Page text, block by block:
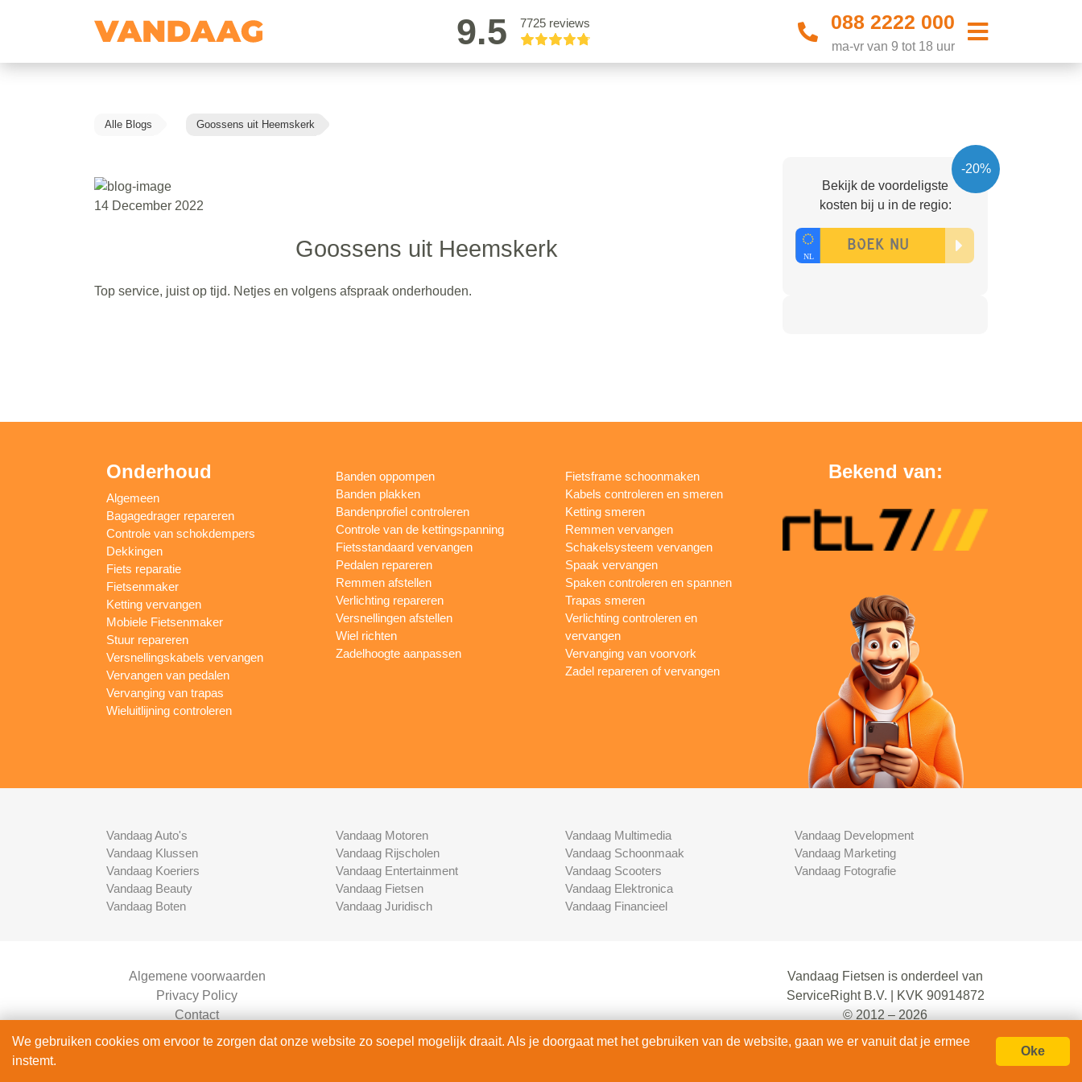
9.5 7725 reviews 088 2222 000
ma-vr van 9 tot 18 uur
Alle Blogs Goossens uit Heemskerk
14 December 2022
Goossens uit Heemskerk
Top service, juist op tijd. Netjes en volgens afspraak onderhouden.
-20%
Bekijk de voordeligste
kosten bij u in de regio:
Onderhoud
Algemeen
Bagagedrager repareren
Controle van schokdempers
Dekkingen
Fiets reparatie
Fietsenmaker
Ketting vervangen
Mobiele Fietsenmaker
Stuur repareren
Versnellingskabels vervangen
Vervangen van pedalen
Vervanging van trapas
Wieluitlijning controleren
Banden oppompen
Banden plakken
Bandenprofiel controleren
Controle van de kettingspanning
Fietsstandaard vervangen
Pedalen repareren
Remmen afstellen
Verlichting repareren
Versnellingen afstellen
Wiel richten
Zadelhoogte aanpassen
Fietsframe schoonmaken
Kabels controleren en smeren
Ketting smeren
Remmen vervangen
Schakelsysteem vervangen
Spaak vervangen
Spaken controleren en spannen
Trapas smeren
Verlichting controleren en
vervangen
Vervanging van voorvork
Zadel repareren of vervangen
Bekend van:
Vandaag Auto's
Vandaag Klussen
Vandaag Koeriers
Vandaag Beauty
Vandaag Boten
Vandaag Motoren
Vandaag Rijscholen
Vandaag Entertainment
Vandaag Fietsen
Vandaag Juridisch
Vandaag Multimedia
Vandaag Schoonmaak
Vandaag Scooters
Vandaag Elektronica
Vandaag Financieel
Vandaag Development
Vandaag Marketing
Vandaag Fotografie
Algemene voorwaarden
Privacy Policy
Contact
Bedrijven Inlog
Vandaag Fietsen is onderdeel van
ServiceRight B.V. | KVK 90914872
© 2012 – 2026
alle rechten voorbehouden.
We gebruiken cookies om ervoor te zorgen dat onze website zo soepel mogelijk draait. Als je doorgaat met het gebruiken van de website, gaan we er vanuit dat je ermee
instemt.
Oke